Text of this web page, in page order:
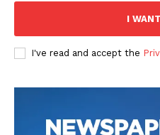
I
I've read and accept the